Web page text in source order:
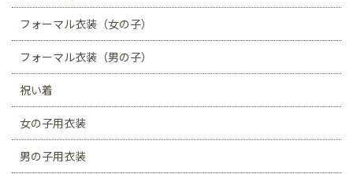
フォーマル衣装（女の子）
フォーマル衣装（男の子）
祝い着
女の子用衣装
男の子用衣装